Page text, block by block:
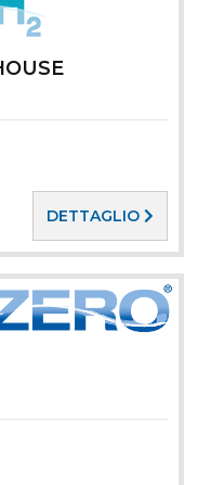
DETTAGLIO